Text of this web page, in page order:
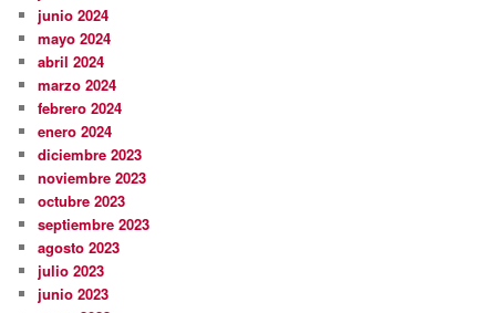
junio 2024
mayo 2024
abril 2024
marzo 2024
febrero 2024
enero 2024
diciembre 2023
noviembre 2023
octubre 2023
septiembre 2023
agosto 2023
julio 2023
junio 2023